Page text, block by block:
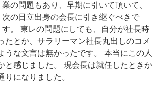
業の問題もあり、早期に引いて頂いて、
次の日立出身の会長に引き継ぐべきで
す。 東レの問題にしても、自分が社長時
とか、サラリーマン社長丸出しのコメ
な文言は無かったです。 本当にこの人
と感じました。 現会長は就任したときか
になりました。